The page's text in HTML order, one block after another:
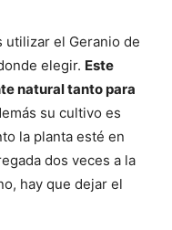
utilizar el Geranio de
elegir. Este
natural tanto para
su cultivo es
la planta esté en
dos veces a la
hay que dejar el